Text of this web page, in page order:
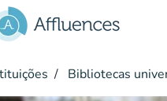
Bibliotecas